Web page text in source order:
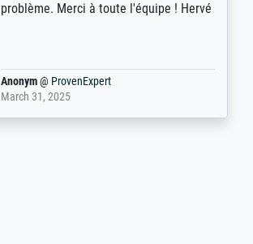
problème. Merci à toute l'équipe ! Hervé
Anonym@ ProvenExpert
March 31, 2025